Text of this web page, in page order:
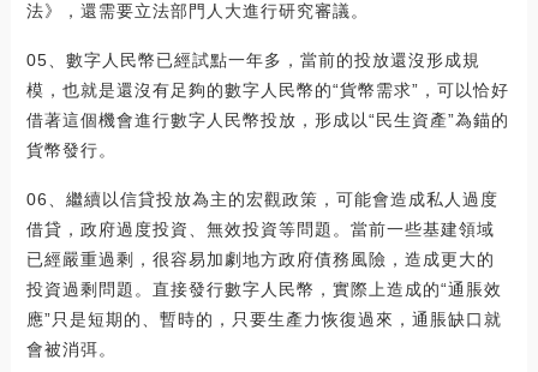
法》，還需要立法部門人大進行研究審議。
05、數字人民幣已經試點一年多，當前的投放還沒形成規
模，也就是還沒有足夠的數字人民幣的“貨幣需求”，可以恰好
借著這個機會進行數字人民幣投放，形成以“民生資產”為錨的
貨幣發行。
06、繼續以信貸投放為主的宏觀政策，可能會造成私人過度
借貸，政府過度投資、無效投資等問題。當前一些基建領域
已經嚴重過剩，很容易加劇地方政府債務風險，造成更大的
投資過剩問題。直接發行數字人民幣，實際上造成的“通脹效
應”只是短期的、暫時的，只要生產力恢復過來，通脹缺口就
會被消弭。